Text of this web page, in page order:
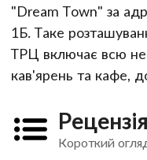
"Dream Town" за
1Б. Таке
ТРЦ включає всю
кав'ярень та кафе,
Рецензія
Короткий